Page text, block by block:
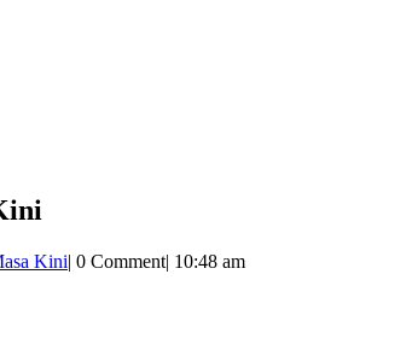
Kini| 0 Comment| 10:48 am